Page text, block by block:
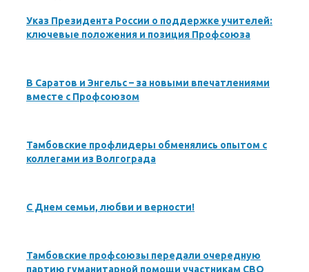
Указ Президента России о поддержке учителей:
ключевые положения и позиция Профсоюза
В Саратов и Энгельс – за новыми впечатлениями
вместе с Профсоюзом
Тамбовские профлидеры обменялись опытом с
коллегами из Волгограда
С Днем семьи, любви и верности!
Тамбовские профсоюзы передали очередную
партию гуманитарной помощи участникам СВО